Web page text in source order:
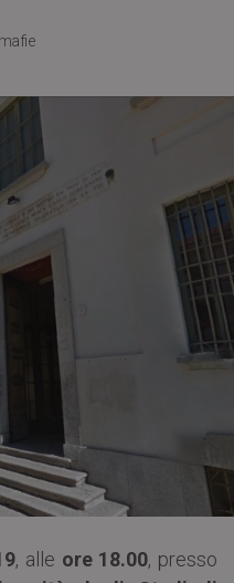
mafie
, alle ore 18.00, presso